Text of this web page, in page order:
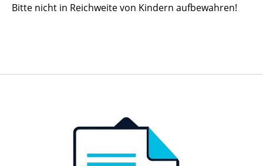
Bitte nicht in Reichweite von Kindern aufbewahren!